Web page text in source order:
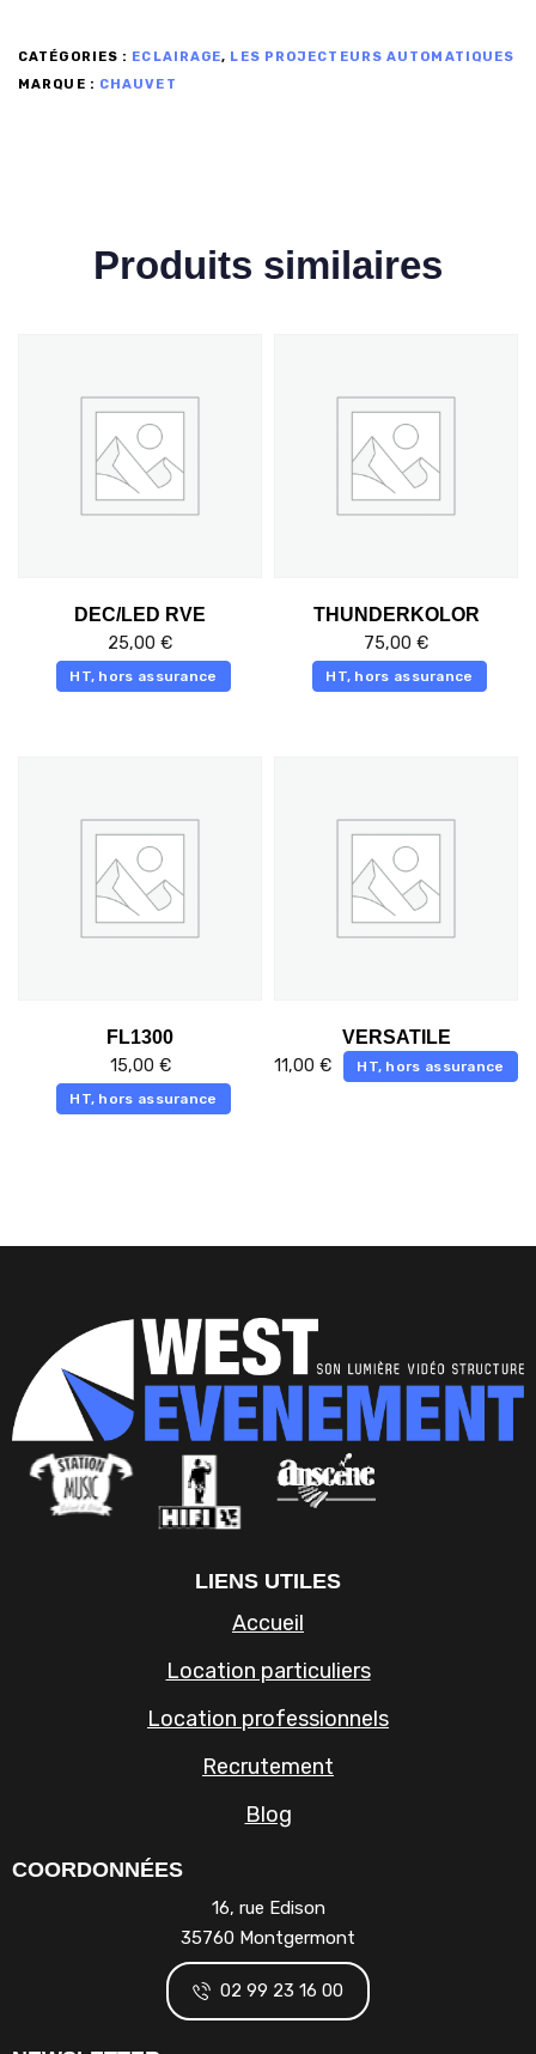
CATÉGORIES : ECLAIRAGE, LES PROJECTEURS AUTOMATIQUES
MARQUE : CHAUVET
Produits similaires
DEC/LED RVE
25,00 €
HT, hors assurance
THUNDERKOLOR
75,00 €
HT, hors assurance
FL1300
15,00 €
HT, hors assurance
VERSATILE
11,00€ HT, hors assurance
LIENS UTILES
Accueil
Location particuliers
Location professionnels
Recrutement
Blog
COORDONNÉES
16, rue Edison
35760 Montgermont
02 99 23 16 00